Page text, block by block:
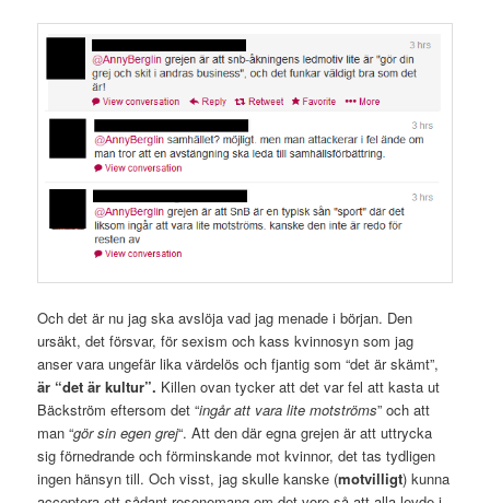
Och det är nu jag ska avslöja vad jag menade i början. Den
ursäkt, det försvar, för sexism och kass kvinnosyn som jag
anser vara ungefär lika värdelös och fjantig som “det är skämt”,
är “det är kultur”. Killen ovan tycker att det var fel att kasta ut
Bäckström eftersom det “ingår att vara lite motströms” och att
man “gör sin egen grej“. Att den där egna grejen är att uttrycka
sig förnedrande och förminskande mot kvinnor, det tas tydligen
ingen hänsyn till. Och visst, jag skulle kanske (motvilligt) kunna